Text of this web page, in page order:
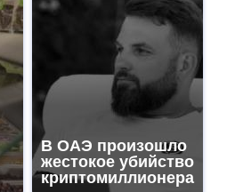
В ОАЭ произошло
жестокое убийство
криптомиллионера